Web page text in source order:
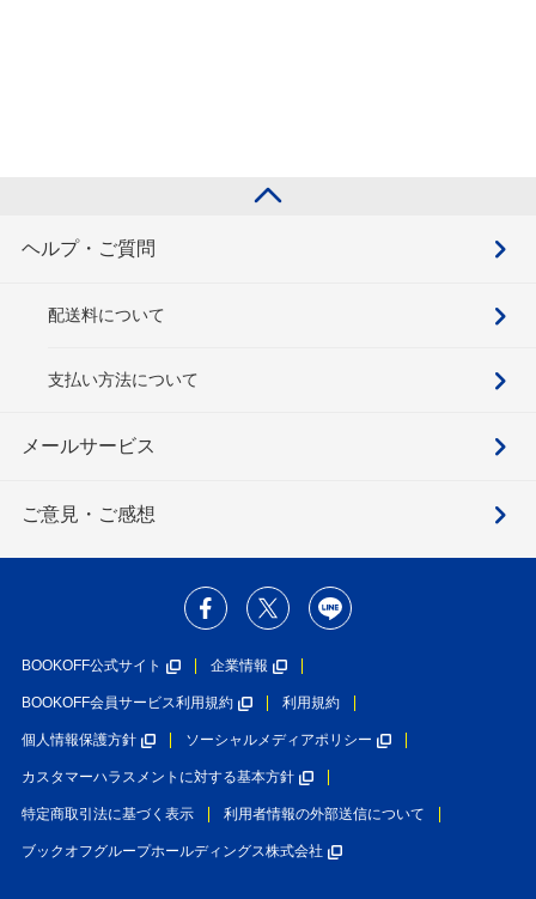
ヘルプ・ご質問
配送料について
支払い方法について
メールサービス
ご意見・ご感想
BOOKOFF公式サイト 企業情報
BOOKOFF会員サービス利用規約 利用規約
個人情報保護方針 ソーシャルメディアポリシー
カスタマーハラスメントに対する基本方針
特定商取引法に基づく表示 利用者情報の外部送信について
ブックオフグループホールディングス株式会社